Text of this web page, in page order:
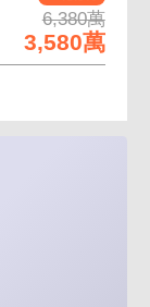
6,380萬
3,580萬